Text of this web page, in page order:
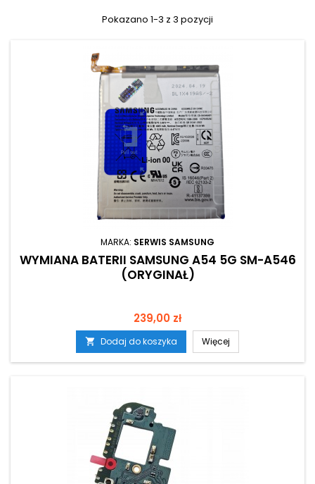
Pokazano 1-3 z 3 pozycji
MARKA: SERWIS SAMSUNG
WYMIANA BATERII SAMSUNG A54 5G SM-A546
(ORYGINAŁ)
Cena
239,00 zł
 Dodaj do koszyka Więcej